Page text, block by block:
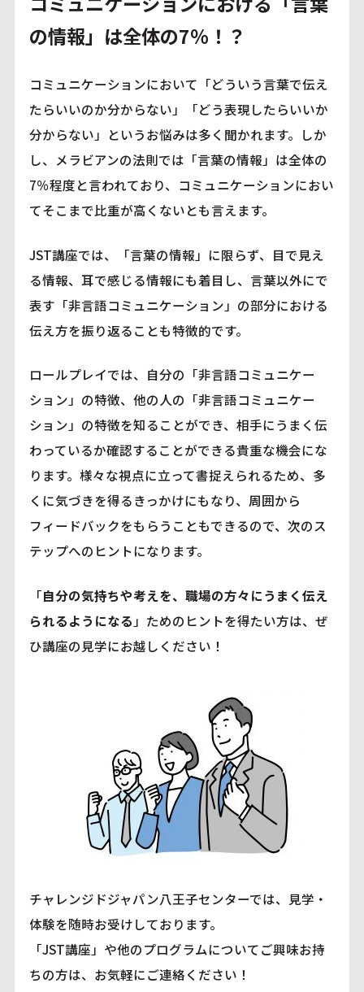
の情報」は全体の7％！？
コミュニケーションにおいて「どういう言葉で伝え
たらいいのか分からない」「どう表現したらいいか
分からない」というお悩みは多く聞かれます。しか
し、メラビアンの法則では「言葉の情報」は全体の
7％程度と言われており、コミュニケーションにおい
てそこまで比重が高くないとも言えます。
JST講座では、「言葉の情報」に限らず、目で見え
る情報、耳で感じる情報にも着目し、言葉以外にで
表す「非言語コミュニケーション」の部分における
伝え方を振り返ることも特徴的です。
ロールプレイでは、自分の「非言語コミュニケー
ション」の特徴、他の人の「非言語コミュニケー
ション」の特徴を知ることができ、相手にうまく伝
わっているか確認することができる貴重な機会にな
ります。様々な視点に立って書捉えられるため、多
くに気づきを得るきっかけにもなり、周囲から
フィードバックをもらうこともできるので、次のス
テップへのヒントになります。
「自分の気持ちや考えを、職場の方々にうまく伝え
られるようになる 」ためのヒントを得たい方は、ぜ
ひ講座の見学にお越しください！
チャレンジドジャパン八王子センターでは、見学・
体験を随時お受けしております。
「JST講座」や他のプログラムについてご興味お持
ちの方は、お気軽にご連絡ください！